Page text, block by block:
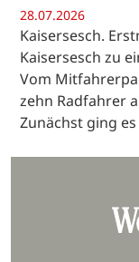
28.07.2026
Kaisersesch.
Kaisersesch zu
Vom
zehn Radfahrer
Zunächst ging